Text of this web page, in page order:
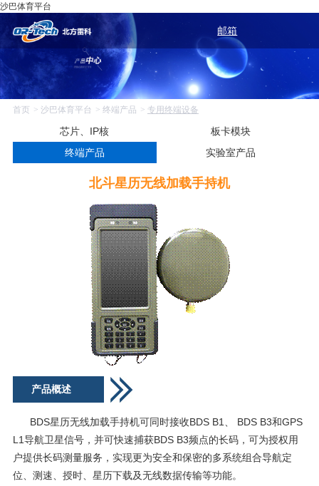
沙巴体育平台
邮箱
首页 沙巴体育平台 终端产品 专用终端设备
芯片、IP核
板卡模块
终端产品
实验室产品
北斗星历无线加载手持机
产品概述
BDS星历无线加载手持机可同时接收BDS B1、 BDS B3和GPS
L1导航卫星信号，并可快速捕获BDS B3频点的长码，可为授权用
户提供长码测量服务，实现更为安全和保密的多系统组合导航定
位、测速、授时、星历下载及无线数据传输等功能。